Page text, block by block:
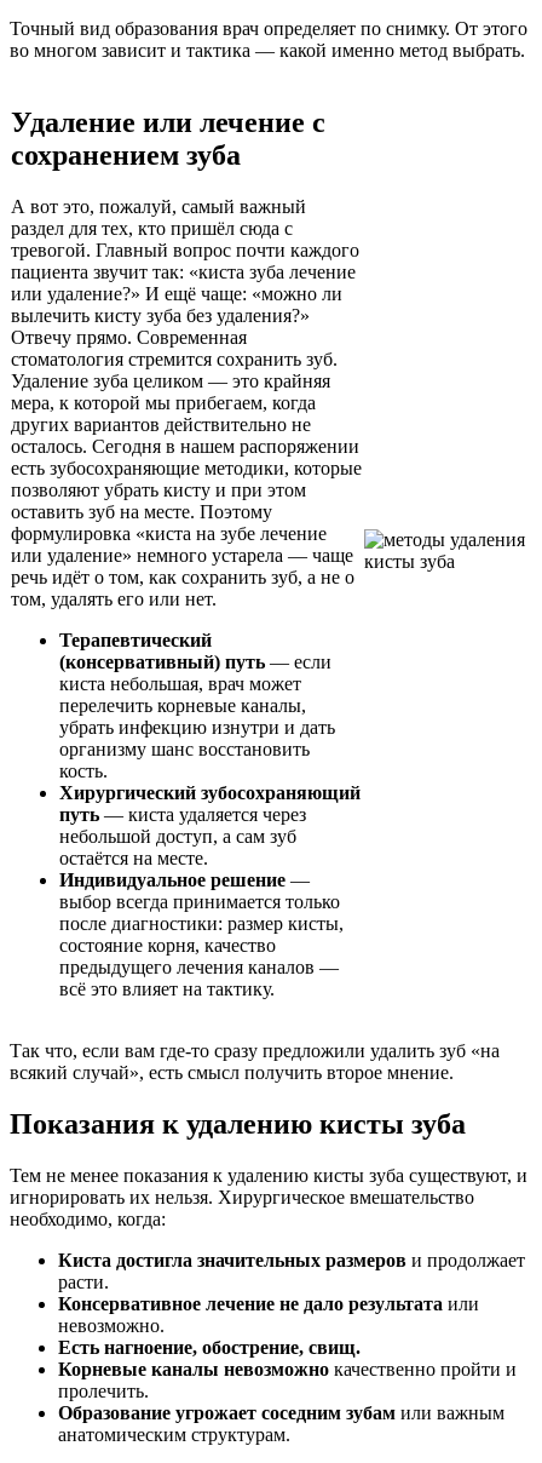
Точный вид образования врач определяет по снимку. От этого
во многом зависит и тактика — какой именно метод выбрать.
Удаление или лечение с
сохранением зуба
А вот это, пожалуй, самый важный
раздел для тех, кто пришёл сюда с
тревогой. Главный вопрос почти каждого
пациента звучит так: «киста зуба лечение
или удаление?» И ещё чаще: «можно ли
вылечить кисту зуба без удаления?»
Отвечу прямо. Современная
стоматология стремится сохранить зуб.
Удаление зуба целиком — это крайняя
мера, к которой мы прибегаем, когда
других вариантов действительно не
осталось. Сегодня в нашем распоряжении
есть зубосохраняющие методики, которые
позволяют убрать кисту и при этом
оставить зуб на месте. Поэтому
формулировка «киста на зубе лечение
или удаление» немного устарела — чаще
речь идёт о том, как сохранить зуб, а не о
том, удалять его или нет.
Терапевтический
(консервативный) путь — если
киста небольшая, врач может
перелечить корневые каналы,
убрать инфекцию изнутри и дать
организму шанс восстановить
кость.
Хирургический зубосохраняющий
путь — киста удаляется через
небольшой доступ, а сам зуб
остаётся на месте.
Индивидуальное решение —
выбор всегда принимается только
после диагностики: размер кисты,
состояние корня, качество
предыдущего лечения каналов —
всё это влияет на тактику.
Так что, если вам где-то сразу предложили удалить зуб «на
всякий случай», есть смысл получить второе мнение.
Показания к удалению кисты зуба
Тем не менее показания к удалению кисты зуба существуют, и
игнорировать их нельзя. Хирургическое вмешательство
необходимо, когда:
Киста достигла значительных размеров и продолжает
расти.
Консервативное лечение не дало результата или
невозможно.
Есть нагноение, обострение, свищ.
Корневые каналы невозможно качественно пройти и
пролечить.
Образование угрожает соседним зубам или важным
анатомическим структурам.